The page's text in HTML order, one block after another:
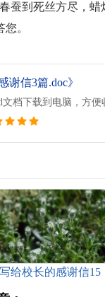
蚕到死丝方尽，
。
谢信3篇.doc》
文档下载到电脑，方便
写给校长的感谢信15